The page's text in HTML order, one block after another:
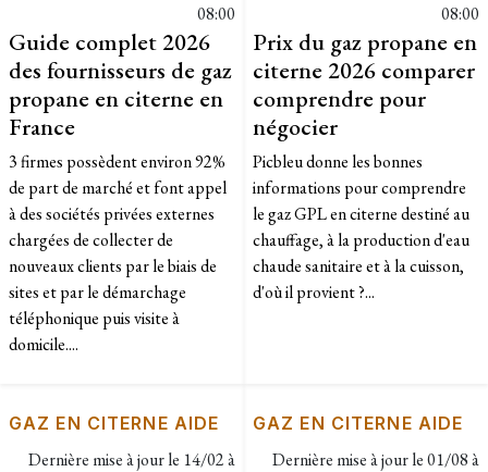
08:00
Guide complet 2026
des fournisseurs de gaz
propane en citerne en
France
3 firmes possèdent environ 92%
de part de marché et font appel
à des sociétés privées externes
chargées de collecter de
nouveaux clients par le biais de
sites et par le démarchage
téléphonique puis visite à
domicile....
08:00
Prix du gaz propane en
citerne 2026 comparer
comprendre pour
négocier
Picbleu donne les bonnes
informations pour comprendre
le gaz GPL en citerne destiné au
chauffage, à la production d'eau
chaude sanitaire et à la cuisson,
d'où il provient ?...
GAZ EN CITERNE AIDE
Dernière mise à jour le 14/02 à
GAZ EN CITERNE AIDE
Dernière mise à jour le01/08 à